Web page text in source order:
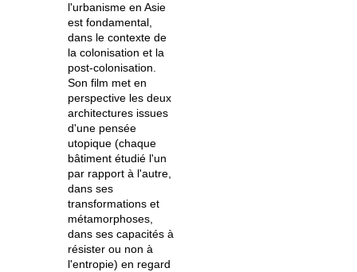
l'urbanisme en Asie
est fondamental,
dans le contexte de
la colonisation et la
post-colonisation.
Son film met en
perspective les deux
architectures issues
d'une pensée
utopique (chaque
bâtiment étudié l'un
par rapport à l'autre,
dans ses
transformations et
métamorphoses,
dans ses capacités à
résister ou non à
l'entropie) en regard